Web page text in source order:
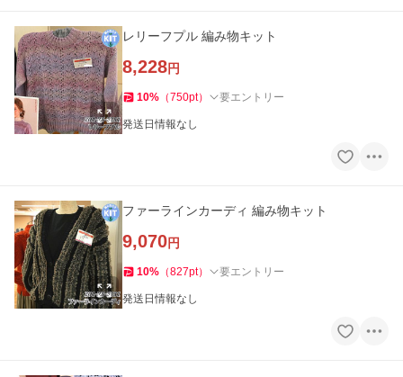
レリーフプル 編み物キット
8,228円
10% （750pt） 要エントリー
発送日情報なし
ファーラインカーディ 編み物キット
9,070円
10% （827pt） 要エントリー
発送日情報なし